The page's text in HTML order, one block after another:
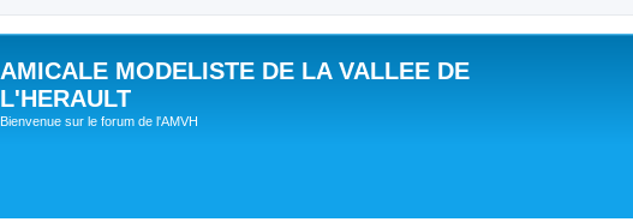
AMICALE MODELISTE DE LA VALLEE DE
L'HERAULT
Bienvenue sur le forum de l'AMVH